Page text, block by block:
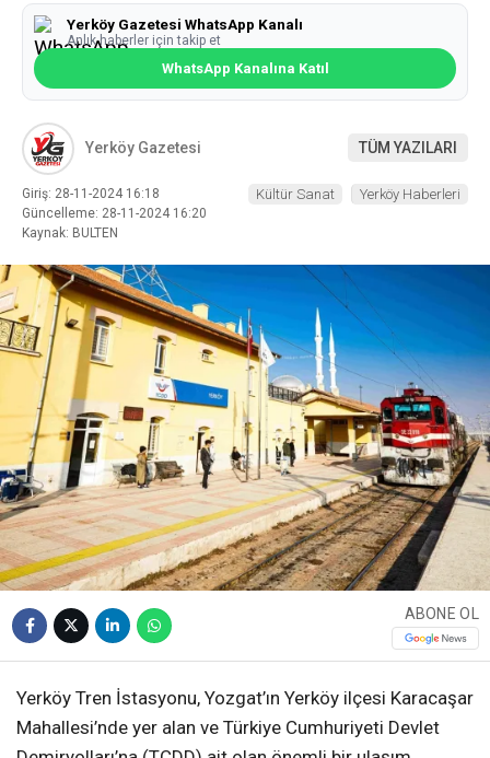
Yerköy Gazetesi WhatsApp Kanalı
Anlık haberler için takip et
WhatsApp Kanalına Katıl
Yerköy Gazetesi TÜM YAZILARI
Giriş: 28-11-2024 16:18
Güncelleme: 28-11-2024 16:20
Kaynak: BULTEN
Kültür Sanat Yerköy Haberleri
ABONE OL
Yerköy Tren İstasyonu, Yozgat’ın Yerköy ilçesi Karacaşar
Mahallesi’nde yer alan ve Türkiye Cumhuriyeti Devlet